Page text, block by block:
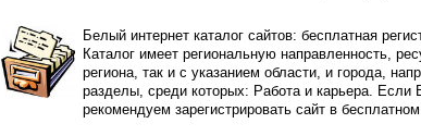
Белый интернет каталог сайтов: бесплатная
Каталог имеет региональную направленность,
региона, так и с указанием области, и города,
разделы, среди которых: Работа и карьера. Если
рекомендуем зарегистрировать сайт в